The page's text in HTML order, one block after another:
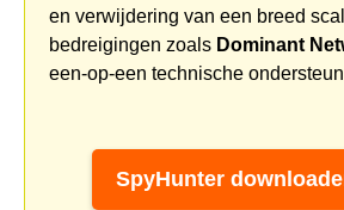
en verwijdering van een breed
bedreigingen zoals Dominant
een-op-een technische
SpyHunter